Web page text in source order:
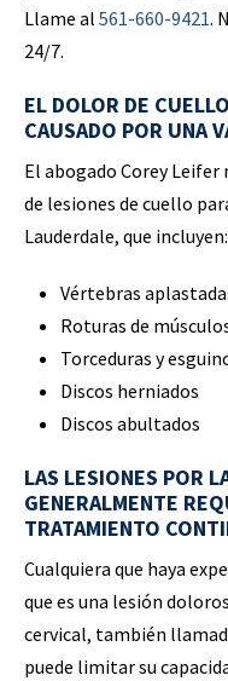
Llame al 561-660-9421.
24/7.
EL DOLOR DE
CAUSADO POR UNA
El abogado Corey Leifer
de lesiones de cuello
Lauderdale, que incluyen:
Vértebras
Roturas de
Torceduras y
Discos herniados
Discos abultados
LAS LESIONES POR
GENERALMENTE
TRATAMIENTO
Cualquiera que haya
que es una lesión
cervical, también
puede limitar su